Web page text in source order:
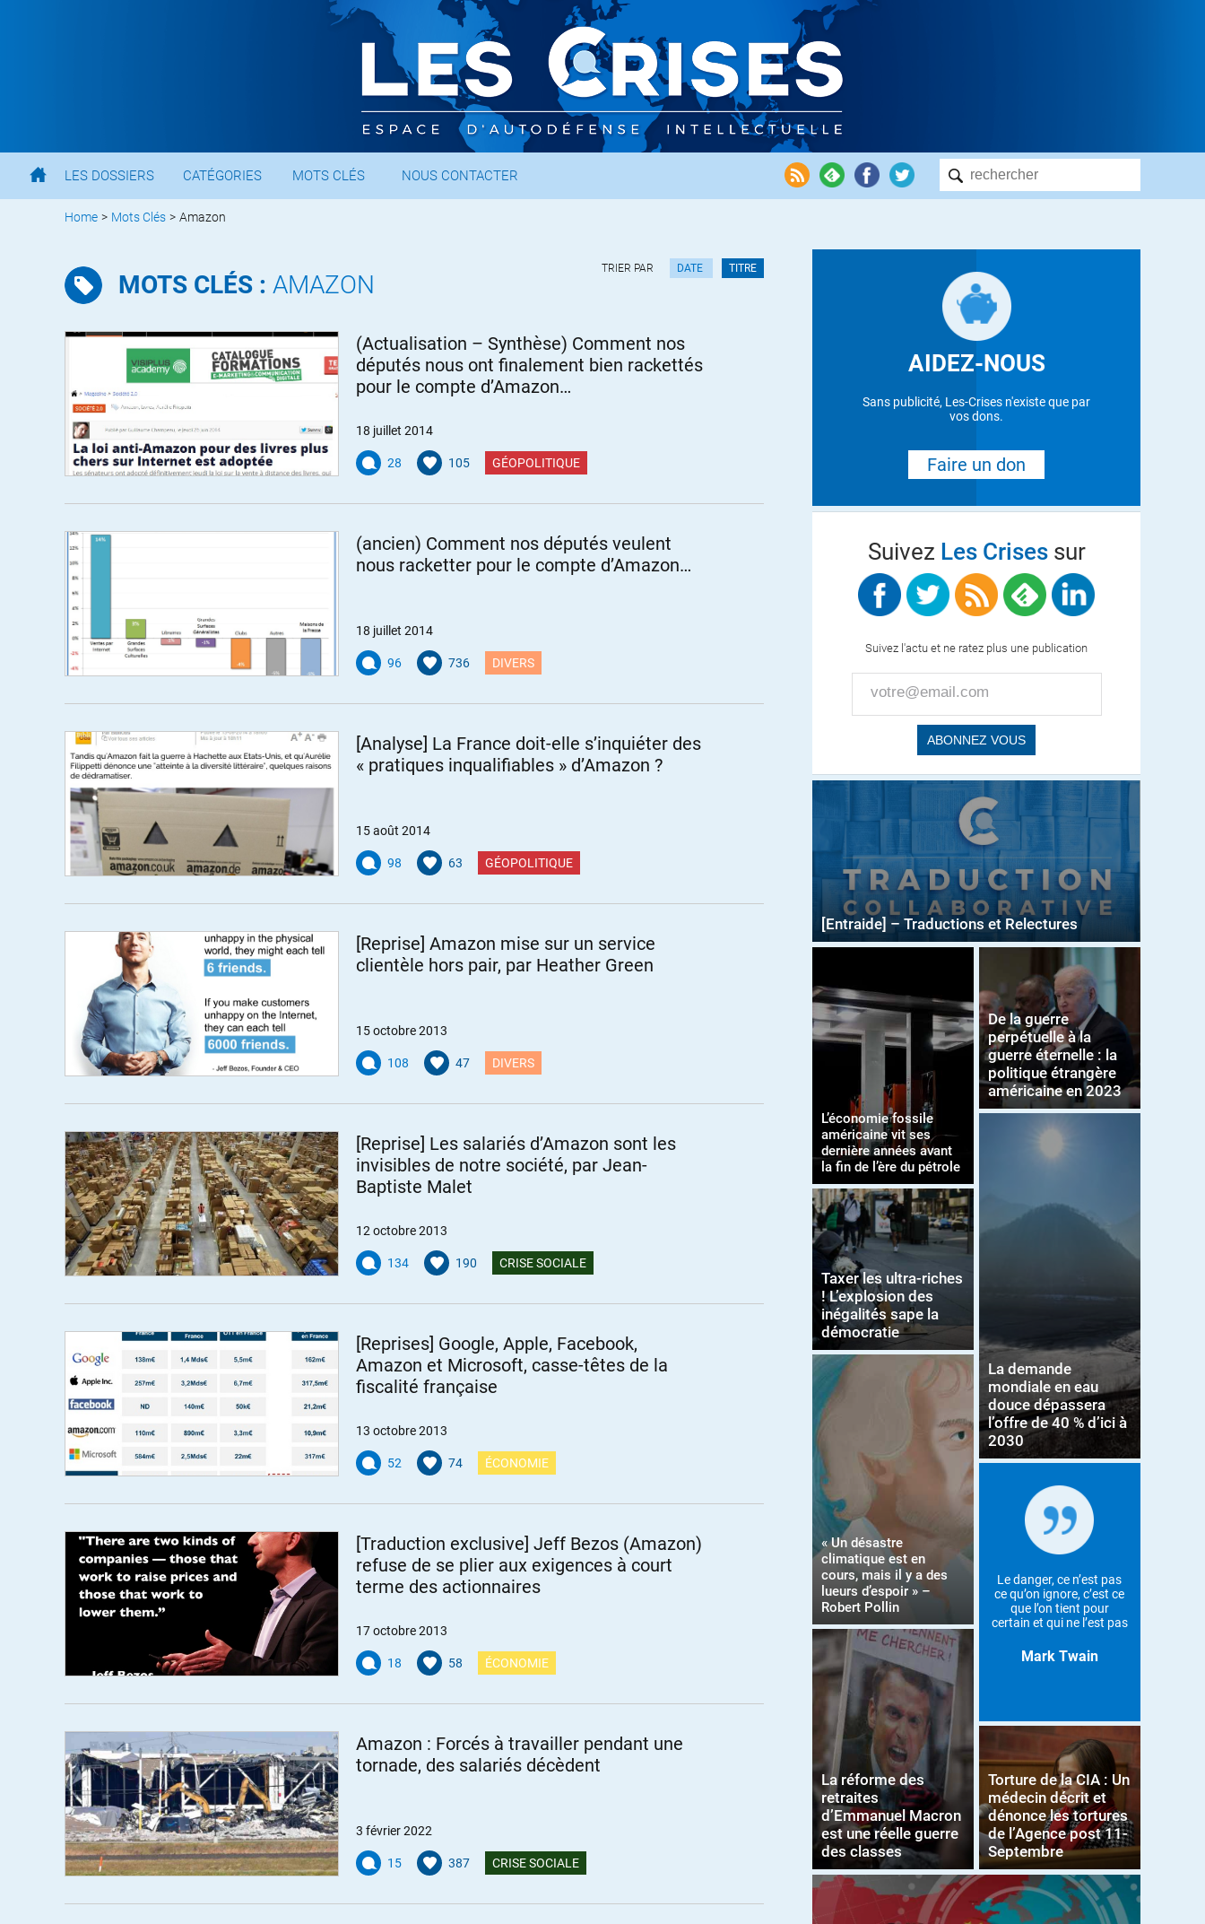
LES DOSSIERS CATÉGORIES MOTS CLÉS NOUS CONTACTER
Home > Mots Clés > Amazon
MOTS CLÉS : AMAZON
TRIER PAR DATE TITRE
(Actualisation – Synthèse) Comment nos
députés nous ont finalement bien rackettés
pour le compte d’Amazon…
18 juillet 2014
28 105 GÉOPOLITIQUE
(ancien) Comment nos députés veulent
nous racketter pour le compte d’Amazon…
18 juillet 2014
96 736 DIVERS
[Analyse] La France doit-elle s’inquiéter des
« pratiques inqualifiables » d’Amazon ?
15 août 2014
98 63 GÉOPOLITIQUE
[Reprise] Amazon mise sur un service
clientèle hors pair, par Heather Green
15 octobre 2013
108 47 DIVERS
[Reprise] Les salariés d’Amazon sont les
invisibles de notre société, par Jean-
Baptiste Malet
12 octobre 2013
134 190 CRISE SOCIALE
[Reprises] Google, Apple, Facebook,
Amazon et Microsoft, casse-têtes de la
fiscalité française
13 octobre 2013
52 74 ÉCONOMIE
[Traduction exclusive] Jeff Bezos (Amazon)
refuse de se plier aux exigences à court
terme des actionnaires
17 octobre 2013
18 58 ÉCONOMIE
Amazon : Forcés à travailler pendant une
tornade, des salariés décèdent
3 février 2022
15 387 CRISE SOCIALE
AIDEZ-NOUS
Sans publicité, Les-Crises n'existe que par
vos dons.
Faire un don
Suivez Les Crisessur
Suivez l'actu et ne ratez plus une publication
[Entraide] – Traductions et Relectures
L’économie fossile
américaine vit ses
dernière années avant
la fin de l’ère du pétrole
Taxer les ultra-riches
! L’explosion des
inégalités sape la
démocratie
« Un désastre
climatique est en
cours, mais il y a des
lueurs d’espoir » –
Robert Pollin
La réforme des
retraites
d’Emmanuel Macron
est une réelle guerre
des classes
De la guerre
perpétuelle à la
guerre éternelle : la
politique étrangère
américaine en 2023
La demande
mondiale en eau
douce dépassera
l’offre de 40 % d’ici à
2030
Le danger, ce n’est pas
ce qu’on ignore, c’est ce
que l’on tient pour
certain et qui ne l’est pas
Mark Twain
Torture de la CIA : Un
médecin décrit et
dénonce les tortures
de l’Agence post 11-
Septembre